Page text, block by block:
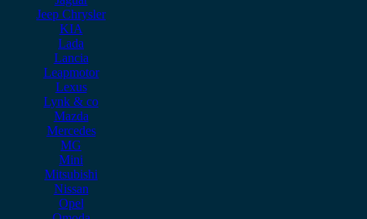
Jeep Chrysler
KIA
Lada
Lancia
Leapmotor
Lexus
Lynk & co
Mazda
Mercedes
MG
Mini
Mitsubishi
Nissan
Opel